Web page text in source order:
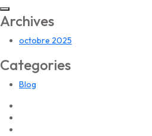
Archives
octobre 2025
Categories
Blog